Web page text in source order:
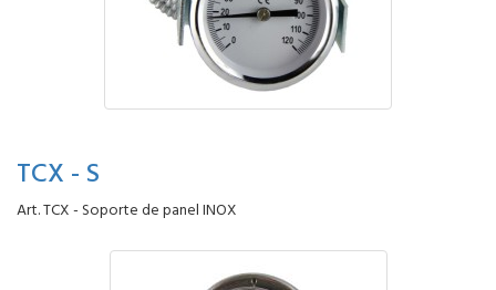
TCX - S
Art. TCX - Soporte de panel INOX